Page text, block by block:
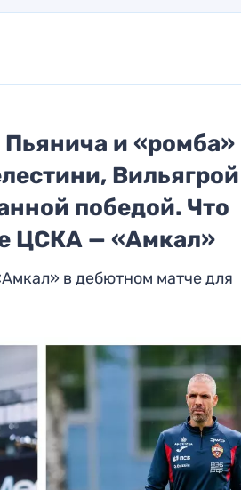
и «ромба»
победой. Что
ЦСКА — «Амкал»
в дебютном матче для